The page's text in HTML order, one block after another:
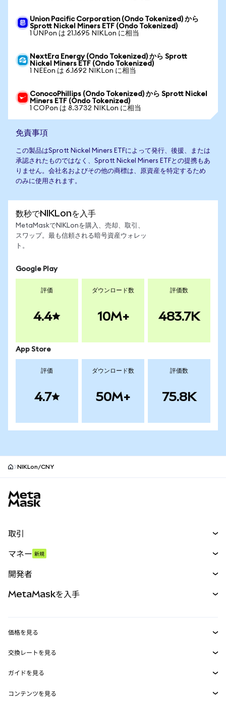
Union Pacific Corporation (Ondo Tokenized) から
Sprott Nickel Miners ETF (Ondo Tokenized)
1 UNPon は 21.1695 NIKLon に相当
NextEra Energy (Ondo Tokenized) から Sprott
Nickel Miners ETF (Ondo Tokenized)
1 NEEon は 6.1692 NIKLon に相当
ConocoPhillips (Ondo Tokenized) から Sprott Nickel
Miners ETF (Ondo Tokenized)
1 COPon は 8.3732 NIKLon に相当
免責事項
この製品はSprott Nickel Miners ETFによって発行、後援、または
承認されたものではなく、Sprott Nickel Miners ETFとの提携もあ
りません。会社名およびその他の商標は、原資産を特定するため
のみに使用されます。
数秒でNIKLonを入手
MetaMaskでNIKLonを購入、売却、取引、
スワップ。最も信頼される暗号資産ウォレッ
ト。
Google Play
評価
4.4
ダウンロード数
10M+
評価数
483.7K
App Store
評価
4.7
ダウンロード数
50M+
評価数
75.8K
NIKLon/CNY
取引
パーペチュアル
RWA
マネー 新規
開発者
MetaMask Connect
Snaps
Web3サービス
MetaMaskを入手
セキュリティ
サポート
価格を見る
イーサリアムの価格
Solanaの価格
交換レートを見る
ETH→USD
USDT→INR
ガイドを見る
ETHの購入
コンテンツを見る